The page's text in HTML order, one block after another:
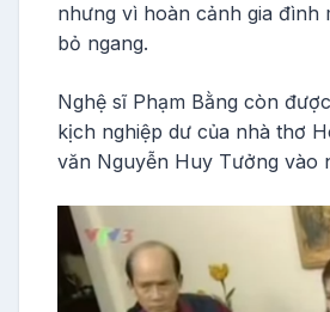
nhưng vì hoàn cảnh gia đình
bỏ ngang.
Nghệ sĩ Phạm Bằng còn
kịch nghiệp dư của nhà thơ
văn Nguyễn Huy Tưởng vào